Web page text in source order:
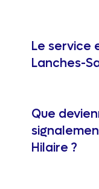
Le service
Lanches-
Que
Hilaire ?